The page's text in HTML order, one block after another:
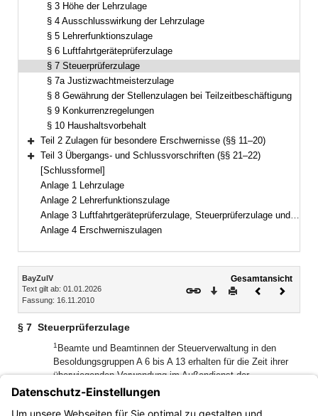
§ 3 Höhe der Lehrzulage
§ 4 Ausschlusswirkung der Lehrzulage
§ 5 Lehrerfunktionszulage
§ 6 Luftfahrtgeräteprüferzulage
§ 7 Steuerprüferzulage
§ 7a Justizwachtmeisterzulage
§ 8 Gewährung der Stellenzulagen bei Teilzeitbeschäftigung
§ 9 Konkurrenzregelungen
§ 10 Haushaltsvorbehalt
Bereich erweitern
Teil 2 Zulagen für besondere Erschwernisse (§§ 11–20)
Bereich erweitern
Teil 3 Übergangs- und Schlussvorschriften (§§ 21–22)
[Schlussformel]
Anlage 1 Lehrzulage
Anlage 2 Lehrerfunktionszulage
Anlage 3 Luftfahrtgeräteprüferzulage, Steuerprüferzulage und Justizwachtmeisterzulage
Anlage 4 Erschwerniszulagen
Inhalt
BayZulV
Text gilt ab: 01.01.2026
Fassung: 16.11.2010
Gesamtansicht
Download
DruckenVorheriges
§ 7 Steuerprüferzulage
1 Beamte und Beamtinnen der Steuerverwaltung in den
Besoldungsgruppen A 6 bis A 13 erhalten für die Zeit ihrer
überwiegenden Verwendung im Außendienst der
Steuerprüfung eine Steuerprüferzulage nach Maßgabe der
Satz 1 gilt auch für die Prüfungsbeamten und